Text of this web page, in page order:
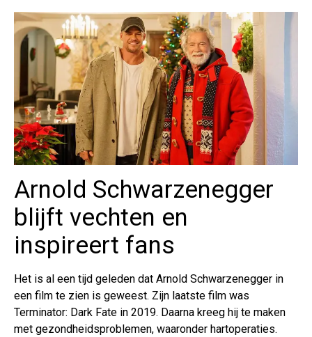
Arnold Schwarzenegger
blijft vechten en
inspireert fans
Het is al een tijd geleden dat Arnold Schwarzenegger in
een film te zien is geweest. Zijn laatste film was
Terminator: Dark Fate in 2019. Daarna kreeg hij te maken
met gezondheidsproblemen, waaronder hartoperaties.